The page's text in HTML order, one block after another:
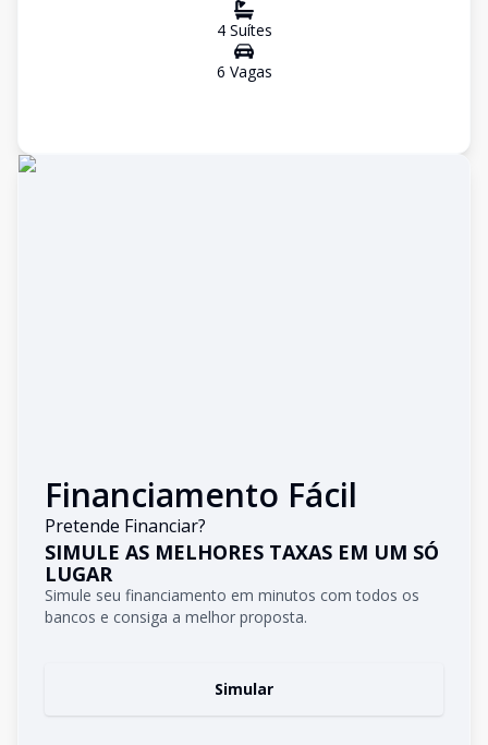
4Suítes
6 Vagas
Financiamento Fácil
Pretende Financiar?
SIMULE AS MELHORES TAXAS EM UM SÓ
LUGAR
Simule seu financiamento em minutos com todos os
bancos e consiga a melhor proposta.
Simular